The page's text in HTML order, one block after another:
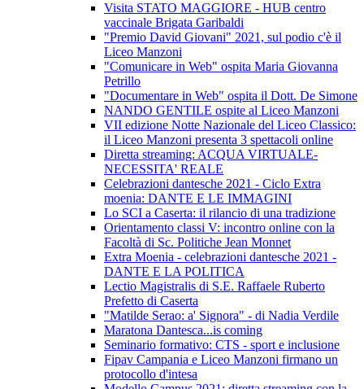
Visita STATO MAGGIORE - HUB centro
vaccinale Brigata Garibaldi
"Premio David Giovani" 2021, sul podio c'è il
Liceo Manzoni
"Comunicare in Web" ospita Maria Giovanna
Petrillo
"Documentare in Web" ospita il Dott. De Simone
NANDO GENTILE ospite al Liceo Manzoni
VII edizione Notte Nazionale del Liceo Classico:
il Liceo Manzoni presenta 3 spettacoli online
Diretta streaming: ACQUA VIRTUALE-
NECESSITA' REALE
Celebrazioni dantesche 2021 - Ciclo Extra
moenia: DANTE E LE IMMAGINI
Lo SCI a Caserta: il rilancio di una tradizione
Orientamento classi V: incontro online con la
Facoltà di Sc. Politiche Jean Monnet
Extra Moenia - celebrazioni dantesche 2021 -
DANTE E LA POLITICA
Lectio Magistralis di S.E. Raffaele Ruberto
Prefetto di Caserta
"Matilde Serao: a' Signora" - di Nadia Verdile
Maratona Dantesca...is coming
Seminario formativo: CTS - sport e inclusione
Fipav Campania e Liceo Manzoni firmano un
protocollo d'intesa